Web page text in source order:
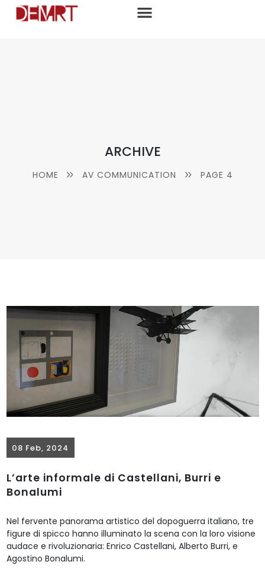
ARCHIVE
HOME AV COMMUNICATION PAGE 4
08 Feb, 2024
L’arte informale di Castellani, Burri e
Bonalumi
Nel fervente panorama artistico del dopoguerra italiano, tre
figure di spicco hanno illuminato la scena con la loro visione
audace e rivoluzionaria: Enrico Castellani, Alberto Burri, e
Agostino Bonalumi.